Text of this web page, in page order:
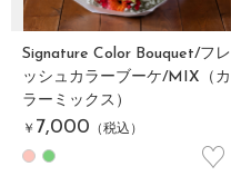
Signature Color Bouquet/フレ
ッシュカラーブーケ/MIX（カ
ラーミックス）
￥ 7,000 （税込）
♡